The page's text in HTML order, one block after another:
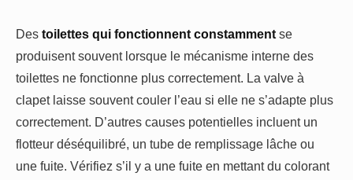
Des toilettes qui fonctionnent constamment se
produisent souvent lorsque le mécanisme interne des
toilettes ne fonctionne plus correctement. La valve à
clapet laisse souvent couler l’eau si elle ne s’adapte plus
correctement. D’autres causes potentielles incluent un
flotteur déséquilibré, un tube de remplissage lâche ou
une fuite. Vérifiez s’il y a une fuite en mettant du colorant